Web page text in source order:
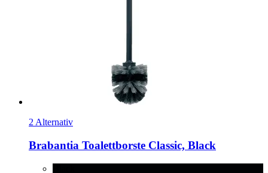
2 Alternativ
Brabantia Toalettborste Classic, Black